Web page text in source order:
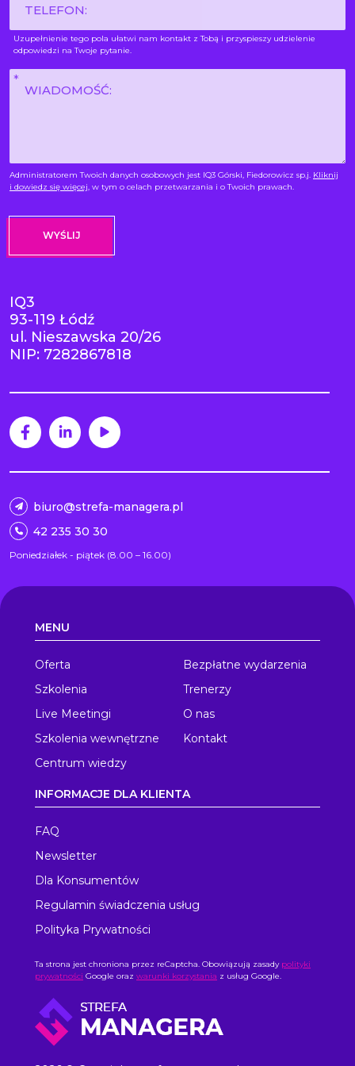
Uzupełnienie tego pola ułatwi nam kontakt z Tobą i przyspieszy udzielenie
odpowiedzi na Twoje pytanie.
Wiadomość
Administratorem Twoich danych osobowych jest IQ3 Górski, Fiedorowicz sp.j. Kliknij
i dowiedz się więcej, w tym o celach przetwarzania i o Twoich prawach.
IQ3
93-119 Łódź
ul. Nieszawska 20/26
NIP: 7282867818
biuro@strefa-managera.pl
42 235 30 30
Poniedziałek - piątek (8.00 – 16.00)
MENU
Oferta
Szkolenia
Live Meetingi
Szkolenia wewnętrzne
Centrum wiedzy
Bezpłatne wydarzenia
Trenerzy
O nas
Kontakt
INFORMACJE DLA KLIENTA
FAQ
Newsletter
Dla Konsumentów
Regulamin świadczenia usług
Polityka Prywatności
Ta strona jest chroniona przez reCaptcha. Obowiązują zasady polityki
prywatności Google oraz warunki korzystania z usług Google.